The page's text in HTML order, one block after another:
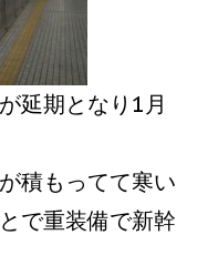
延期となり1月
積もってて寒い
で重装備で新幹